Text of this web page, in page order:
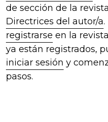
de sección de la
Directrices del autor/a.
registrarse en la
ya están registrados,
iniciar sesión y
pasos.